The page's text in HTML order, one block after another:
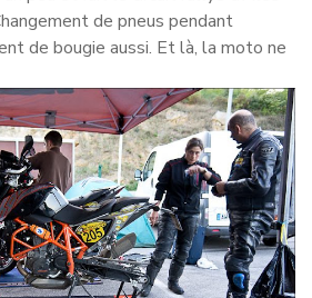
de pneus pendant
de bougie aussi. Et là, la moto ne